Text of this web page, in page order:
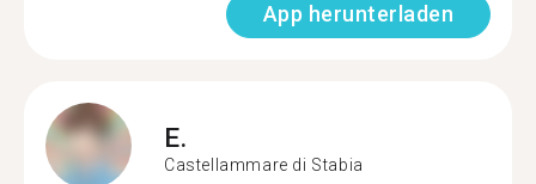
App herunterladen
E.
Castellammare di Stabia